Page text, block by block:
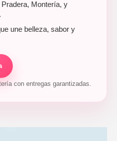
Montería, y
une belleza, sabor y
con entregas garantizadas.